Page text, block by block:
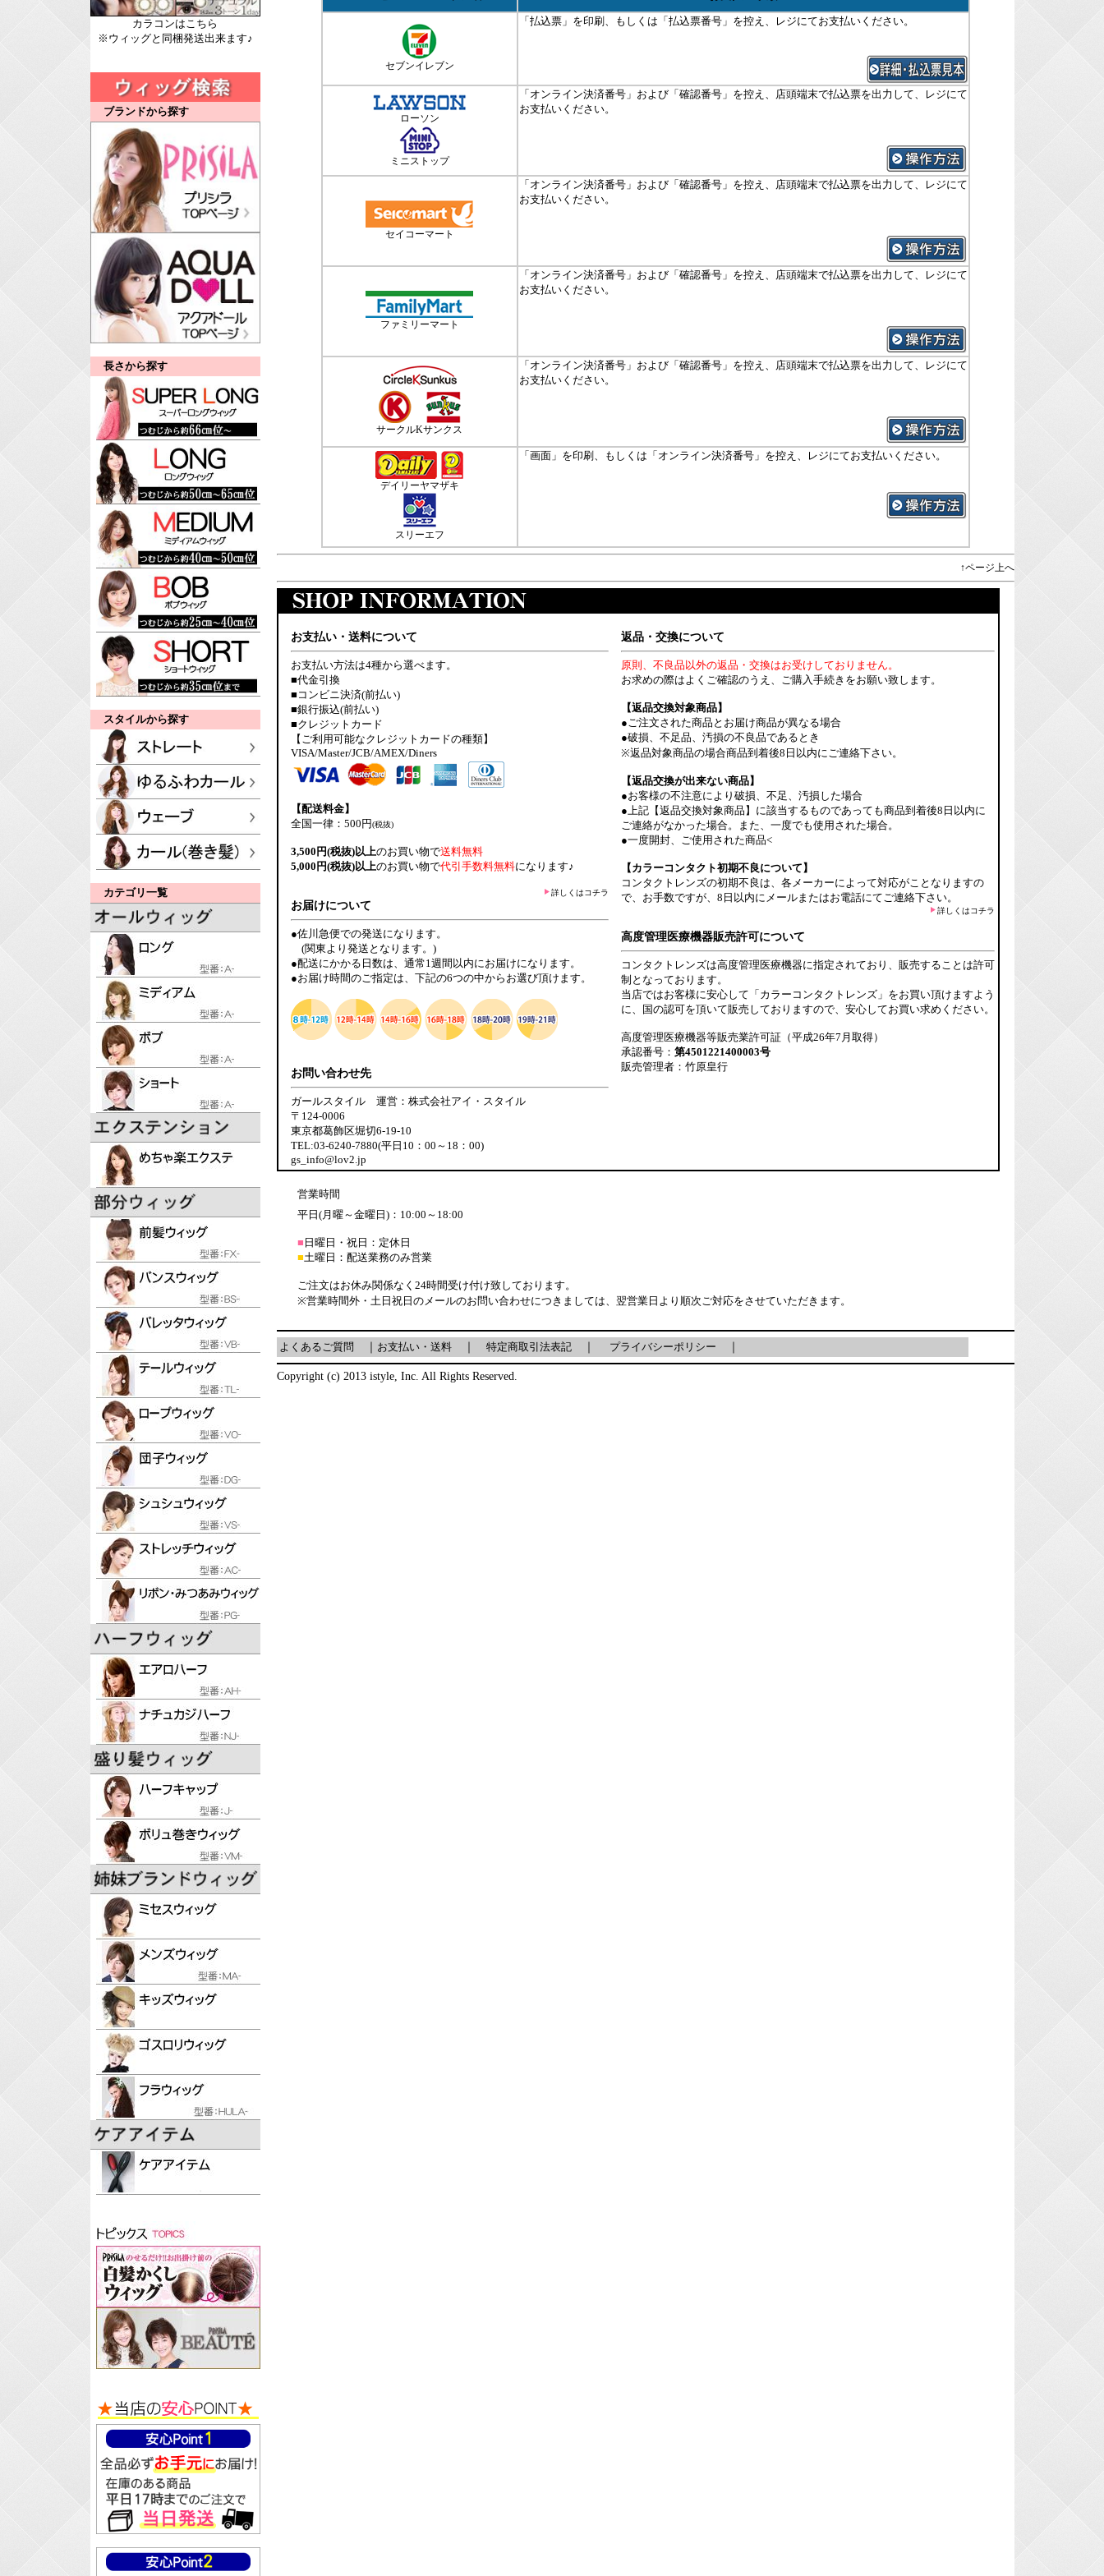
カラコンはこちら
※ウィッグと同梱発送出来ます♪
ブランドから探す
長さから探す
スタイルから探す
カテゴリ一覧
セブンイレブン
「払込票」を印刷、もしくは「払込票番号」を控え、レジにてお支払いください。
ローソン
ミニストップ
「オンライン決済番号」および「確認番号」を控え、店頭端末で払込票を出力して、レジにて
お支払いください。
セイコーマート
「オンライン決済番号」および「確認番号」を控え、店頭端末で払込票を出力して、レジにて
お支払いください。
ファミリーマート
「オンライン決済番号」および「確認番号」を控え、店頭端末で払込票を出力して、レジにて
お支払いください。
サークルKサンクス
「オンライン決済番号」および「確認番号」を控え、店頭端末で払込票を出力して、レジにて
お支払いください。
デイリーヤマザキ
スリーエフ
「画面」を印刷、もしくは「オンライン決済番号」を控え、レジにてお支払いください。
↑ページ上へ
お支払い・送料について
お支払い方法は4種から選べます。
■代金引換
■コンビニ決済(前払い)
■銀行振込(前払い)
■クレジットカード
【ご利用可能なクレジットカードの種類】
VISA/Master/JCB/AMEX/Diners
【配送料金】
全国一律：500円(税抜)
3,500円(税抜)以上のお買い物で送料無料
5,000円(税抜)以上のお買い物で代引手数料無料になります♪
詳しくはコチラ
お届けについて
●佐川急便での発送になります。
(関東より発送となります。)
●配送にかかる日数は、通常1週間以内にお届けになります。
●お届け時間のご指定は、下記の6つの中からお選び頂けます。
お問い合わせ先
ガールスタイル 運営：株式会社アイ・スタイル
〒124-0006
東京都葛飾区堀切6-19-10
TEL:03-6240-7880(平日10：00～18：00)
gs_info@lov2.jp
返品・交換について
原則、不良品以外の返品・交換はお受けしておりません。
お求めの際はよくご確認のうえ、ご購入手続きをお願い致します。
【返品交換対象商品】
●ご注文された商品とお届け商品が異なる場合
●破損、不足品、汚損の不良品であるとき
※返品対象商品の場合商品到着後8日以内にご連絡下さい。
【返品交換が出来ない商品】
●お客様の不注意により破損、不足、汚損した場合
●上記【返品交換対象商品】に該当するものであっても商品到着後8日以内に
ご連絡がなかった場合。また、一度でも使用された場合。
●一度開封、ご使用された商品<
【カラーコンタクト初期不良について】
コンタクトレンズの初期不良は、各メーカーによって対応がことなりますの
で、お手数ですが、8日以内にメールまたはお電話にてご連絡下さい。
詳しくはコチラ
高度管理医療機器販売許可について
コンタクトレンズは高度管理医療機器に指定されており、販売することは許可
制となっております。
当店ではお客様に安心して「カラーコンタクトレンズ」をお買い頂けますよう
に、国の認可を頂いて販売しておりますので、安心してお買い求めください。
高度管理医療機器等販売業許可証（平成26年7月取得）
承認番号： 第4501221400003号
販売管理者：竹原皇行
営業時間
平日(月曜～金曜日)：10:00～18:00
■ 日曜日・祝日：定休日
■土曜日：配送業務のみ営業
ご注文はお休み関係なく24時間受け付け致しております。
※営業時間外・土日祝日のメールのお問い合わせにつきましては、翌営業日より順次ご対応をさせていただきます。
よくあるご質問 お支払い・送料｜ 特定商取引法表記｜ プライバシーポリシー
Copyright (c) 2013 istyle, Inc. All Rights Reserved.